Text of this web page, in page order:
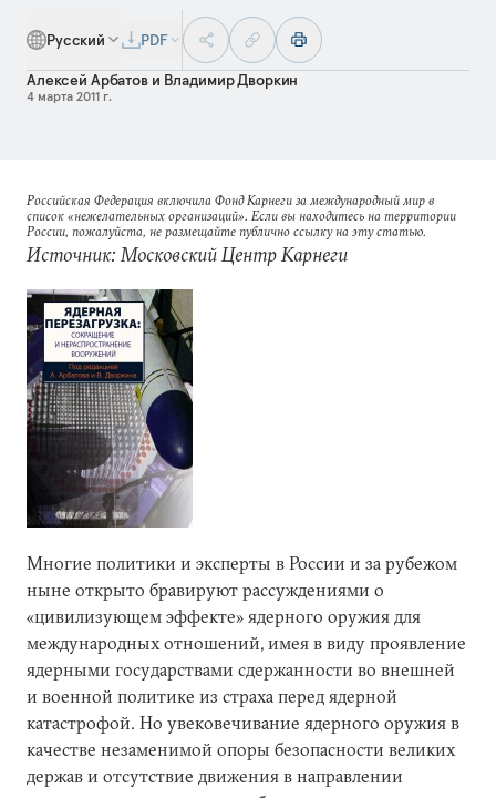
Русский
PDF
Алексей Арбатови Владимир Дворкин
4 марта 2011 г.
Российская Федерация включила Фонд Карнеги за международный мир в
список «нежелательных организаций». Если вы находитесь на территории
России, пожалуйста, не размещайте публично ссылку на эту статью.
Источник: Московский Центр Карнеги
Многие политики и эксперты в России и за рубежом
ныне открыто бравируют рассуждениями о
«цивилизующем эффекте» ядерного оружия для
международных отношений, имея в виду проявление
ядерными государствами сдержанности во внешней
и военной политике из страха перед ядерной
катастрофой. Но увековечивание ядерного оружия в
качестве незаменимой опоры безопасности великих
держав и отсутствие движения в направлении